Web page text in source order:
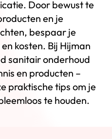
Door bewust te
en je
bespaar je
kosten. Bij Hijman
sanitair onderhoud
en producten –
praktische tips om je
te houden.